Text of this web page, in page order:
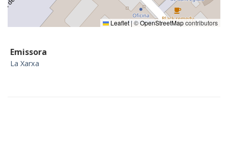
Leaflet|©OpenStreetMapcontributors
Emissora
La Xarxa